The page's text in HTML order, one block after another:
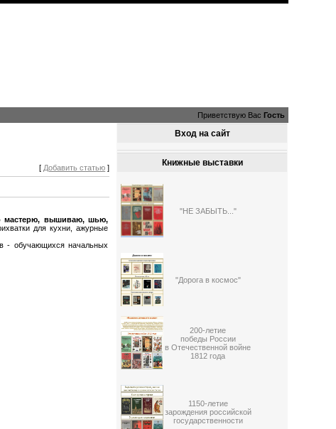
Приветствую Вас Гость
[ Добавить статью ]
мастерю, вышиваю, шью,
для кухни, ажурные
- обучающихся начальных
Вход на сайт
Книжные выставки
"НЕ ЗАБЫТЬ..."
"Дорога в космос"
200-летие
победы России
в Отечественной войне
1812 года
1150-летие
зарождения российской
государственности